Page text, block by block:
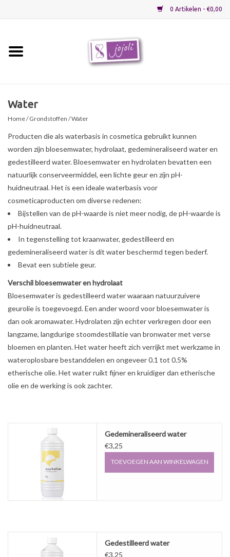
0 Artikelen - €0,00
Verpakkingen
Materialen
Startpakketten
Recepten
Sale
Cadeaubon
Zelf maken
Links
Water
Home/Grondstoffen / Water
Producten die als waterbasis in cosmetica gebruikt kunnen
worden zijn bloesemwater, hydrolaat, gedemineraliseerd water en
gedestilleerd water. Bloesemwater en hydrolaten bevatten een
natuurlijk conserveermiddel, een lichte geur en zijn pH-
huidneutraal. Het is een ideale waterbasis voor
cosmeticaproducten om diverse redenen:
Bijstellen van de pH-waarde is niet meer nodig, de pH-waarde is
pH-huidneutraal.
In tegenstelling tot kraanwater, gedestilleerd en
gedemineraliseerd water is dit water beschermd tegen bederf.
Bevat een subtiele geur.
Verschil bloesemwater en hydrolaat
Bloesemwater is gedestilleerd water waaraan natuurzuivere
geurolie is toegevoegd. Een ander woord voor bloesemwater is
dan ook aromawater. Hydrolaten zijn echter verkregen door een
langzame, langdurige stoomdestillatie van bronwater met verse
bloemen en planten. Het water heeft zich verrijkt met werkzame in
wateroplosbare bestanddelen en ongeveer 0.1 tot 0.5%
etherische olie. Het water ruikt fijner en kruidiger dan etherische
olie en de werking is ook zachter.
Gedemineraliseerd water
€3,25
TOEVOEGEN AAN WINKELWAGEN
Gedestilleerd water
€3,25